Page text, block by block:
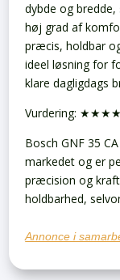
dybde og
høj grad af
præcis, holdbar
ideel løsning for
klare dagligdags
Vurdering:
Bosch GNF 35
markedet og er
præcision og
holdbarhed,
Annonce i